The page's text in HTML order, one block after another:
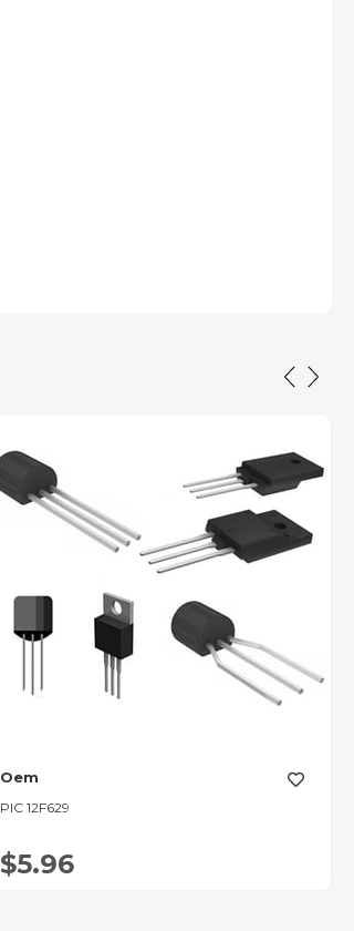
Oem
PIC 12F629
$5.96